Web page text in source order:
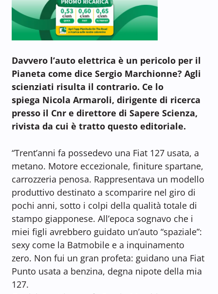
Davvero l’auto elettrica è un pericolo per il
Pianeta come dice Sergio Marchionne? Agli
scienziati risulta il contrario. Ce lo
spiega Nicola Armaroli, dirigente di ricerca
presso il Cnr e direttore di Sapere Scienza,
rivista da cui è tratto questo editoriale.
“Trent’anni fa possedevo una Fiat 127 usata, a
metano. Motore eccezionale, finiture spartane,
carrozzeria penosa. Rappresentava un modello
produttivo destinato a scomparire nel giro di
pochi anni, sotto i colpi della qualità totale di
stampo giapponese. All’epoca sognavo che i
miei figli avrebbero guidato un’auto “spaziale”:
sexy come la Batmobile e a inquinamento
zero. Non fui un gran profeta: guidano una Fiat
Punto usata a benzina, degna nipote della mia
127.